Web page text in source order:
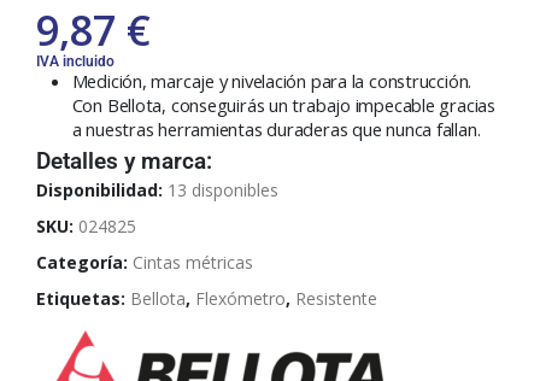
9,87 €
IVA incluido
Medición, marcaje y nivelación para la construcción.
Con Bellota, conseguirás un trabajo impecable gracias
a nuestras herramientas duraderas que nunca fallan.
Detalles y marca:
Disponibilidad: 13 disponibles
SKU: 024825
Categoría: Cintas métricas
Etiquetas: Bellota, Flexómetro, Resistente